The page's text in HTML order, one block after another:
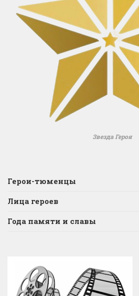
Звезда Героя
Герои-тюменцы
Лица героев
Года памяти и славы